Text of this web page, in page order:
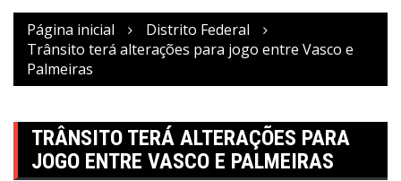
Página inicial
Distrito Federal
Trânsito terá alterações para jogo entre Vasco e
Palmeiras
TRÂNSITO TERÁ ALTERAÇÕES PARA
JOGO ENTRE VASCO E PALMEIRAS